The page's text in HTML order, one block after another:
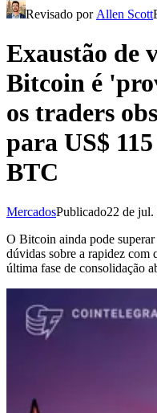
Revisado por Allen Scott
Exaustão de
Bitcoin é
os traders
para US$
BTC
MercadosPublicado22 de jul.
O Bitcoin ainda pode
dúvidas sobre a rapidez com
última fase de consolidação